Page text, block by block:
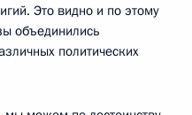
Это видно и по этому
объединились
политических